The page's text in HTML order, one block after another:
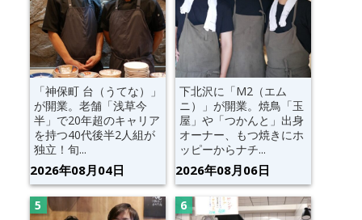
「神保町 台（うてな）」
が開業。老舗「浅草今
半」で20年超のキャリア
を持つ40代後半2人組が
独立！旬...
2026年08月04日
下北沢に「M2（エム
ニ）」が開業。焼鳥「玉
屋」や「つかんと」出身
オーナー、もつ焼きにホ
ッピーからナチ...
2026年08月06日